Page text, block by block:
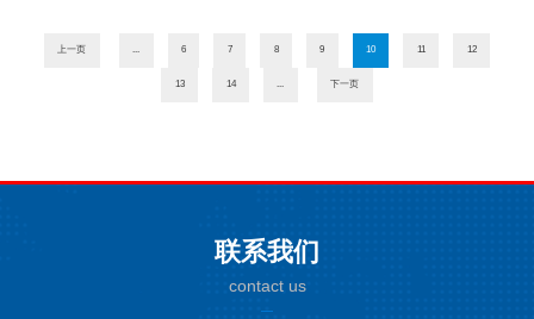
上一页 ... 6 7 8 9 10 11 12
13 14 ... 下一页
联系我们
contact us